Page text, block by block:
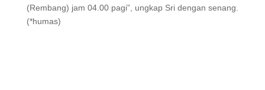
(Rembang) jam 04.00 pagi”, ungkap Sri dengan senang.
(*humas)